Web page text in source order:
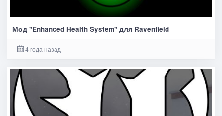
Мод "Enhanced Health System" для Ravenfield
4 года назад